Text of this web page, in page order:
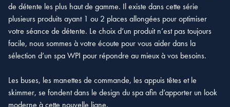
de détente les plus haut de gamme. Il existe dans cette série
plusieurs produits ayant 1 ou 2 places allongées pour optimiser
votre séance de détente. Le choix d’un produit n’est pas toujours
facile, nous sommes à votre écoute pour vous aider dans la
sélection d’un spa WPI pour répondre au mieux à vos besoins.
Les buses, les manettes de commande, les appuis têtes et le
skimmer, se fondent dans le design du spa afin d’apporter un look
moderne à cette nouvelle ligne.